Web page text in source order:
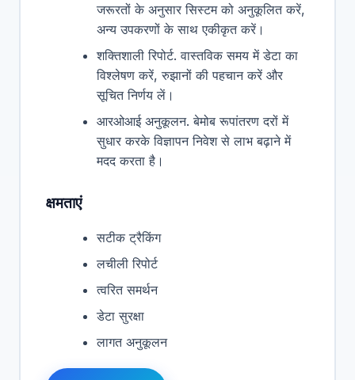
जरूरतों के अनुसार सिस्टम को अनुकूलित करें,
अन्य उपकरणों के साथ एकीकृत करें।
शक्तिशाली रिपोर्ट. वास्तविक समय में डेटा का
विश्लेषण करें, रुझानों की पहचान करें और
सूचित निर्णय लें।
आरओआई अनुकूलन. बेमोब रूपांतरण दरों में
सुधार करके विज्ञापन निवेश से लाभ बढ़ाने में
मदद करता है।
क्षमताएं
सटीक ट्रैकिंग
लचीली रिपोर्ट
त्वरित समर्थन
डेटा सुरक्षा
लागत अनुकूलन